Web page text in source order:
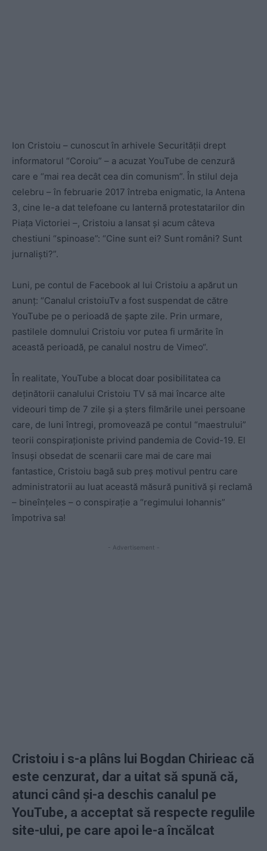
Ion Cristoiu – cunoscut în arhivele Securității drept
informatorul “Coroiu” – a acuzat YouTube de cenzură
care e “mai rea decât cea din comunism”. În stilul deja
celebru – în februarie 2017 întreba enigmatic, la Antena
3, cine le-a dat telefoane cu lanternă protestatarilor din
Piața Victoriei –, Cristoiu a lansat și acum câteva
chestiuni “spinoase”: “Cine sunt ei? Sunt români? Sunt
jurnaliști?”.
Luni, pe contul de Facebook al lui Cristoiu a apărut un
anunț: “Canalul cristoiuTv a fost suspendat de către
YouTube pe o perioadă de șapte zile. Prin urmare,
pastilele domnului Cristoiu vor putea fi urmărite în
această perioadă, pe canalul nostru de Vimeo“.
În realitate, YouTube a blocat doar posibilitatea ca
deținătorii canalului Cristoiu TV să mai încarce alte
videouri timp de 7 zile și a șters filmările unei persoane
care, de luni întregi, promovează pe contul “maestrului”
teorii conspiraționiste privind pandemia de Covid-19. El
însuși obsedat de scenarii care mai de care mai
fantastice, Cristoiu bagă sub preș motivul pentru care
administratorii au luat această măsură punitivă și reclamă
– bineînțeles – o conspirație a “regimului Iohannis”
împotriva sa!
- Advertisement -
Cristoiu i s-a plâns lui Bogdan Chirieac că
este cenzurat, dar a uitat să spună că,
atunci când și-a deschis canalul pe
YouTube, a acceptat să respecte regulile
site-ului, pe care apoi le-a încălcat